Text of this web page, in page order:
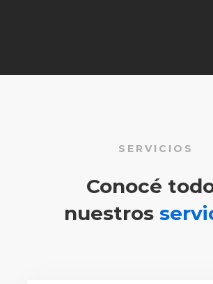
SERVICIOS
Conocé
nuestros